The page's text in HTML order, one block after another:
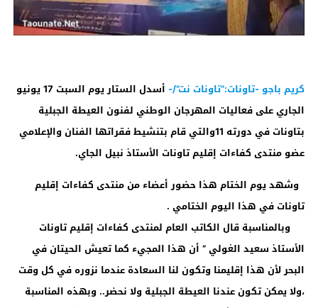
كريم باجو -تاونات:”تاونات نت”/-
أسدل الستار يوم السبت 17 يونيو
الجاري على فعاليات المهرجان الوطني لفنون العيطة الجبلية
بتاونات في دورته 11
والتي قام بتنشيط فقراتها الفنان والإعلامي
عضو منتدى كفاءات إقليم تاونات الأستاذ نبيل الجاي.
وشهد يوم الختام هذا حضور أعضاء من منتدى كفاءات إقليم
تاونات في هذا اليوم الختامي .
وبالمناسبة قال الكاتب العام لمنتدى كفاءات إقليم تاونات
الأستاذ سعيد الغولي ” أن هذا المجيء كما تعيش الحيتان في
البحر لأن هذا إقليمنا وتكون لنا السعادة عندما نزوره في كل وقت
،ولا يمكن تكون عندنا العيطة الجبلية ولا نحضر.. وبهذه المناسبة